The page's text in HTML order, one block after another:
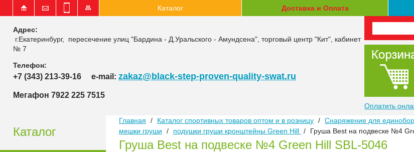
Каталог Доставка и Оплата
Адрес:
г.Екатеринбург, пересечение улиц "Бардина - Д.Уральского - Амундсена", торговый центр "Кит", кабинет
№ 7
Телефон:
+7 (343) 213-39-16 e-mail: zakaz@black-step-proven-quality-swat.ru
Мегафон 7922 225 7515
Оплатить
Каталог
Главная / Каталог спортивных товаров оптом и в розницу / Снаряжение для
мешки груши
/ подушки груши кронштейны Green Hill / Груша Best на подвеске №4
Груша Best на подвеске №4 Green Hill SBL-5046